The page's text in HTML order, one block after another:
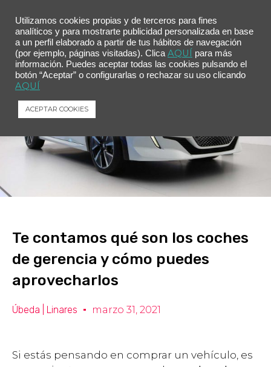
Te contamos qué son los coches
de gerencia y cómo puedes
aprovecharlos
Úbeda | Linares marzo 31, 2021
Si estás pensando en comprar un vehículo, es
Utilizamos cookies propias y de terceros para fines
analíticos y para mostrarte publicidad personalizada en base
a un perfil elaborado a partir de tus hábitos de navegación
(por ejemplo, páginas visitadas). Clica AQUÍ para más
información. Puedes aceptar todas las cookies pulsando el
botón “Aceptar” o configurarlas o rechazar su uso clicando
AQUÍ
ACEPTAR COOKIES